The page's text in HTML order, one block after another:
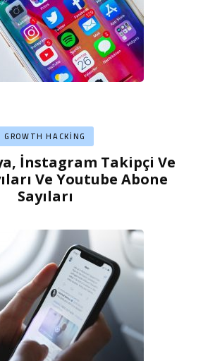
GROWTH HACKING
İnstagram Takipçi Ve
Ve Youtube Abone
Sayıları